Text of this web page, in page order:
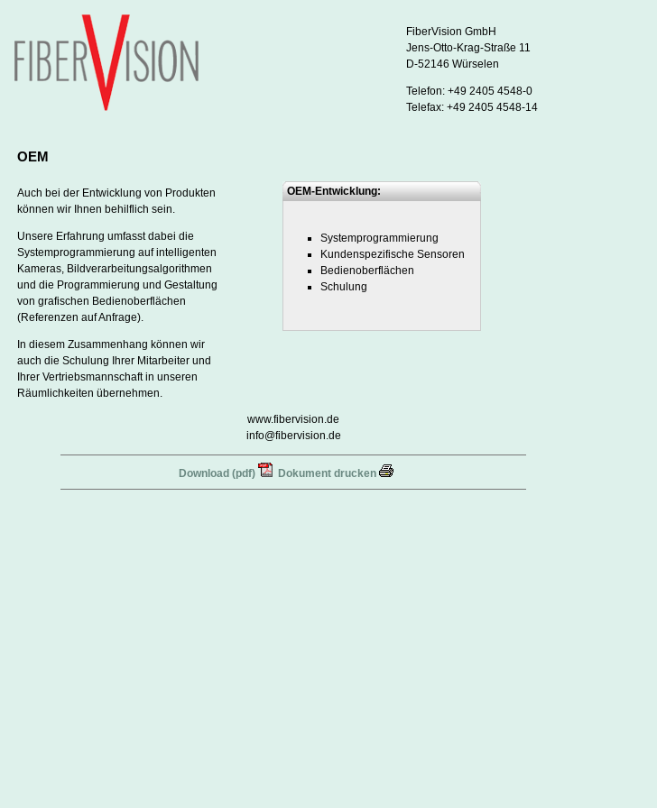
FiberVision GmbH
Jens-Otto-Krag-Straße 11
D-52146 Würselen
Telefon: +49 2405 4548-0
Telefax: +49 2405 4548-14
OEM
Auch bei der Entwicklung von Produkten
können wir Ihnen behilflich sein.
Unsere Erfahrung umfasst dabei die
Systemprogrammierung auf intelligenten
Kameras, Bildverarbeitungsalgorithmen
und die Programmierung und Gestaltung
von grafischen Bedienoberflächen
(Referenzen auf Anfrage).
In diesem Zusammenhang können wir
auch die Schulung Ihrer Mitarbeiter und
Ihrer Vertriebsmannschaft in unseren
Räumlichkeiten übernehmen.
OEM-Entwicklung:
Systemprogrammierung
Kundenspezifische Sensoren
Bedienoberflächen
Schulung
www.fibervision.de
info@fibervision.de
Download (pdf) Dokument drucken